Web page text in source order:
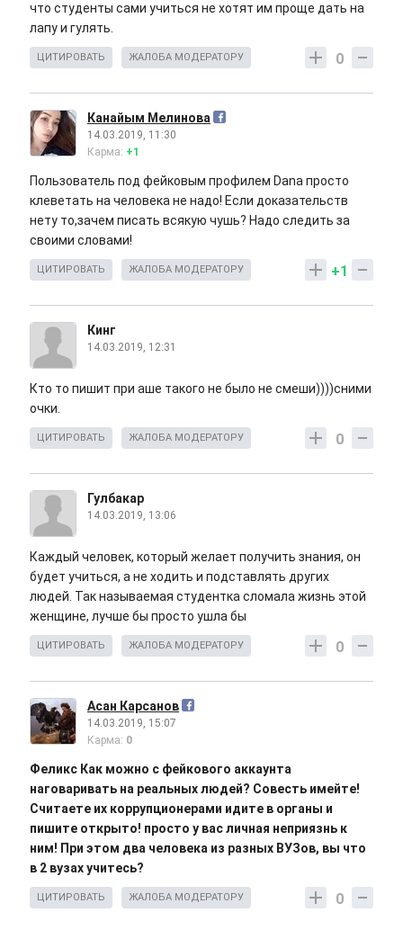
что студенты сами учиться не хотят им проще дать на
лапу и гулять.
0
ЦИТИРОВАТЬ ЖАЛОБА МОДЕРАТОРУ
Канайым Мелинова
14.03.2019, 11:30
Карма: +1
Пользователь под фейковым профилем Dana просто
клеветать на человека не надо! Если доказательств
нету то,зачем писать всякую чушь? Надо следить за
своими словами!
+1
ЦИТИРОВАТЬ ЖАЛОБА МОДЕРАТОРУ
Кинг
14.03.2019, 12:31
Кто то пишит при аше такого не было не смеши))))сними
очки.
0
ЦИТИРОВАТЬ ЖАЛОБА МОДЕРАТОРУ
Гулбакар
14.03.2019, 13:06
Каждый человек, который желает получить знания, он
будет учиться, а не ходить и подставлять других
людей. Так называемая студентка сломала жизнь этой
женщине, лучше бы просто ушла бы
0
ЦИТИРОВАТЬ ЖАЛОБА МОДЕРАТОРУ
Асан Карсанов
14.03.2019, 15:07
Карма: 0
Феликс Как можно с фейкового аккаунта
наговаривать на реальных людей? Совесть имейте!
Считаете их коррупционерами идите в органы и
пишите открыто! просто у вас личная неприязнь к
ним! При этом два человека из разных ВУЗов, вы что
в 2 вузах учитесь?
0
ЦИТИРОВАТЬ ЖАЛОБА МОДЕРАТОРУ